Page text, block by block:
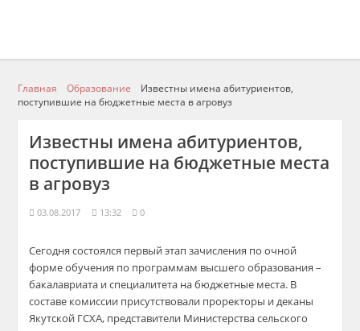
Главная Образование
Известны имена абитуриентов,
поступившие на бюджетные места в агровуз
Известны имена абитуриентов,
поступившие на бюджетные места
в агровуз
03.08.2017 13:32 0
Сегодня состоялся первый этап зачисления по очной
форме обучения по программам высшего образования –
бакалавриата и специалитета на бюджетные места. В
составе комиссии присутствовали проректоры и деканы
Якутской ГСХА, представители Министерства сельского